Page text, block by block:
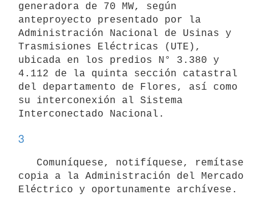
generadora de 70 MW, según
anteproyecto presentado por la
Administración Nacional de Usinas y
Trasmisiones Eléctricas (UTE),
ubicada en los predios N° 3.380 y
4.112 de la quinta sección catastral
del departamento de Flores, así como
su interconexión al Sistema
3
copia a la Administración del Mercado